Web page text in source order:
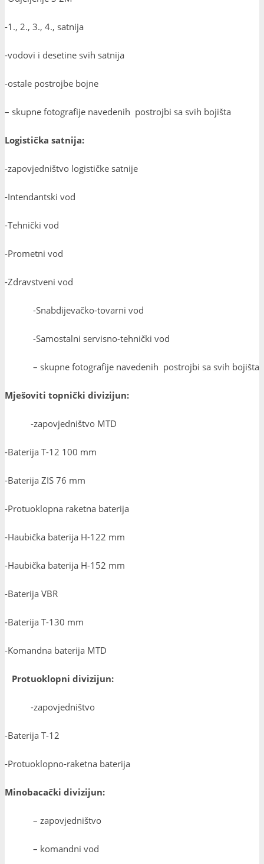
-1., 2., 3., 4., satnija
-vodovi i desetine svih satnija
-ostale postrojbe bojne
– skupne fotografije navedenih postrojbi sa svih bojišta
Logistička satnija:
-zapovjedništvo logističke satnije
-Intendantski vod
-Tehnički vod
-Prometni vod
-Zdravstveni vod
-Snabdijevačko-tovarni vod
-Samostalni servisno-tehnički vod
– skupne fotografije navedenih postrojbi sa svih bojišta
Mješoviti topnički divizijun:
-zapovjedništvo MTD
-Baterija T-12 100 mm
-Baterija ZIS 76 mm
-Protuoklopna raketna baterija
-Haubička baterija H-122 mm
-Haubička baterija H-152 mm
-Baterija VBR
-Baterija T-130 mm
-Komandna baterija MTD
Protuoklopni divizijun:
-zapovjedništvo
-Baterija T-12
-Protuoklopno-raketna baterija
Minobacački divizijun:
– zapovjedništvo
– komandni vod